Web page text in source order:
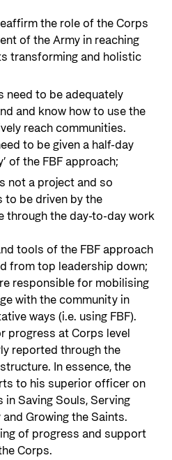
the role of the Corps
of the Army in reaching
transforming and holistic
need to be adequately
and know how to use the
reach communities.
to be given a half-day
of the FBF approach;
not a project and so
to be driven by the
through the day-to-day work
tools of the FBF approach
from top leadership down;
responsible for mobilising
with the community in
ways (i.e. using FBF).
progress at Corps level
reported through the
In essence, the
to his superior officer on
in Saving Souls, Serving
Growing the Saints.
of progress and support
Corps.